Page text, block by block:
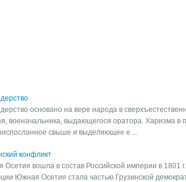
основано на вере народа в
военачальника, выдающегося оратора. Харизма в
свыше и выделяющее е ...
конфликт
вошла в состав Российской империи в 1801
Южная Осетия стала частью Грузинской